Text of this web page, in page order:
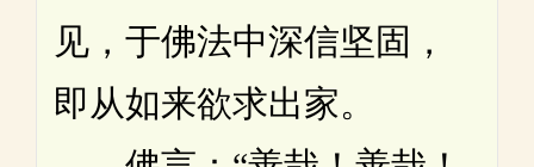
见，于佛法中深信坚固，
即从如来欲求出家。